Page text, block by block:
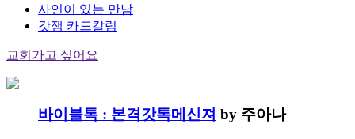
사연이 있는 만남
갓잼 카드칼럼
교회가고 싶어요
바이블톡 : 본격갓톡메신져 by 주아나